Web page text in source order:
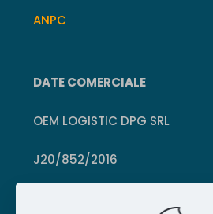
ANPC
DATE COMERCIALE
OEM LOGISTIC DPG SRL
J20/852/2016